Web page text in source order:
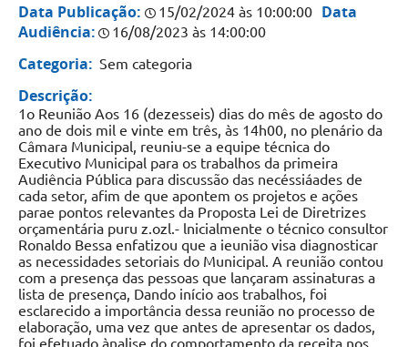
Data Publicação: 15/02/2024 às 10:00:00
Data
Audiência:
16/08/2023 às 14:00:00
Categoria: Sem categoria
Descrição:
1o Reunião Aos 16 (dezesseis) dias do mês de agosto do
ano de dois mil e vinte em três, às 14h00, no plenário da
Câmara Municipal, reuniu-se a equipe técnica do
Executivo Municipal para os trabalhos da primeira
Audiência Pública para discussão das necéssiáades de
cada setor, afim de que apontem os projetos e ações
parae pontos relevantes da Proposta Lei de Diretrizes
orçamentária puru z.ozl.- lnicialmente o técnico consultor
Ronaldo Bessa enfatizou que a ieunião visa diagnosticar
as necessidades setoriais do Municipal. A reunião contou
com a presença das pessoas que lançaram assinaturas a
lista de presença, Dando início aos trabalhos, foi
esclarecido a importância dessa reunião no processo de
elaboração, uma vez que antes de apresentar os dados,
foi efetuado ànalise do comportamento da receita nos